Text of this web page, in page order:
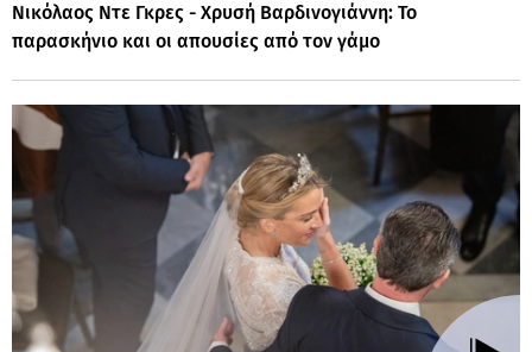
Νικόλαος Ντε Γκρες - Χρυσή Βαρδινογιάννη: Το
παρασκήνιο και οι απουσίες από τον γάμο